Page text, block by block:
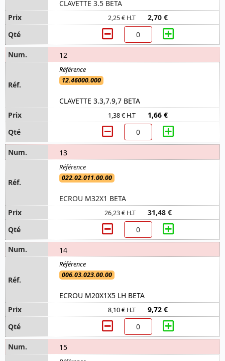
CLAVETTE 3.5 BETA
2,25 € H.T 2,70 €
12
12.46000.000
CLAVETTE 3.3,7.9,7 BETA
1,38 € H.T 1,66 €
13
022.02.011.00.00
ECROU M32X1 BETA
26,23 € H.T 31,48 €
14
006.03.023.00.00
ECROU M20X1X5 LH BETA
8,10 € H.T 9,72 €
15